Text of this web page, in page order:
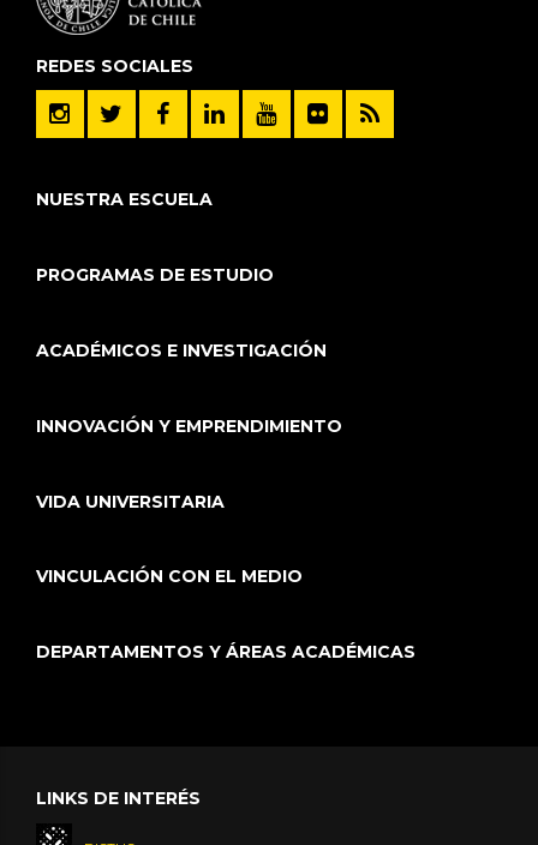
REDES SOCIALES
NUESTRA ESCUELA
PROGRAMAS DE ESTUDIO
ACADÉMICOS E INVESTIGACIÓN
INNOVACIÓN Y EMPRENDIMIENTO
VIDA UNIVERSITARIA
VINCULACIÓN CON EL MEDIO
DEPARTAMENTOS Y ÁREAS ACADÉMICAS
LINKS DE INTERÉS